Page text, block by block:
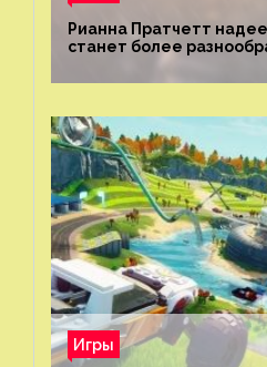
Рианна Пратчетт
станет более
репрезентации
Игры